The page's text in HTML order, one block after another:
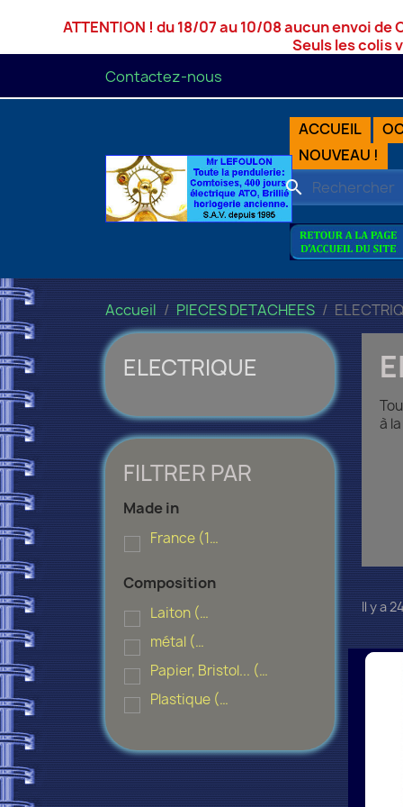
ATTENTION ! du 18/07 au 10/08 aucun envoi
Seuls les colis
Contactez-nous
ACCUEIL
NOUVEAU !
search
Accueil PIECES DETACHEES
ELECTRIQUE
FILTRER PAR
Made in
France (11)
Composition
Laiton (3)
métal (4)
Papier, Bristol... (2)
Plastique (1)
à
Il y a